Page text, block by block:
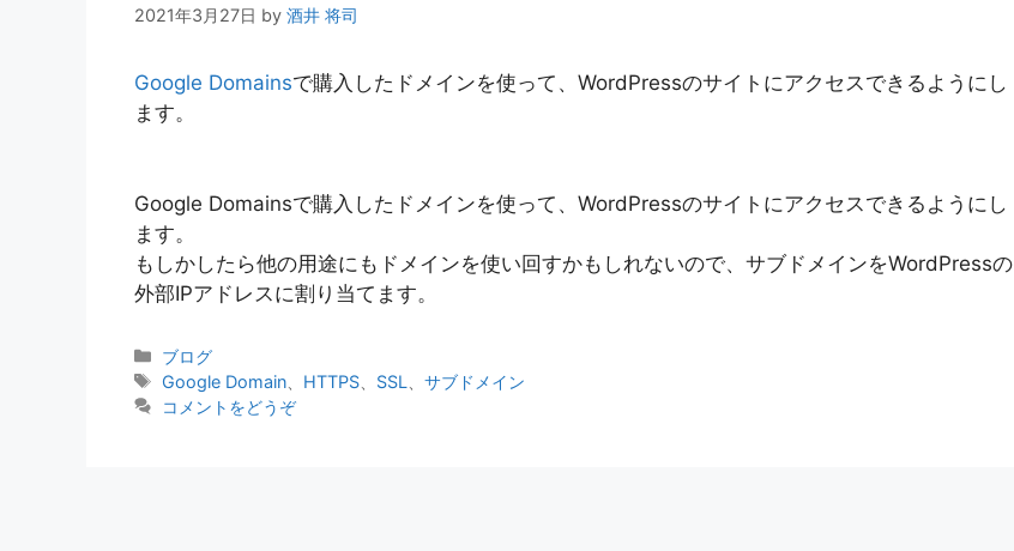
2021年3月27日 by 酒井 将司
Google Domainsで購入したドメインを使って、WordPressのサイトにアクセスできるようにし
ます。
Google Domainsで購入したドメインを使って、WordPressのサイトにアクセスできるようにし
ます。
もしかしたら他の用途にもドメインを使い回すかもしれないので、サブドメインをWordPressの
外部IPアドレスに割り当てます。
カ
テ
ゴ
ブログ
タ
グ
Google Domain HTTPS SSL 、サブドメイン
コメントをどうぞ